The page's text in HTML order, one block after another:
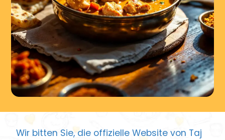
Wir bitten Sie, die offizielle Website von Taj